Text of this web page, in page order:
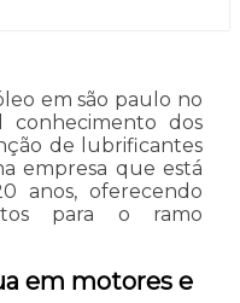
em são paulo no
dos
de lubrificantes
empresa que está
anos, oferecendo
para o ramo
em motores e